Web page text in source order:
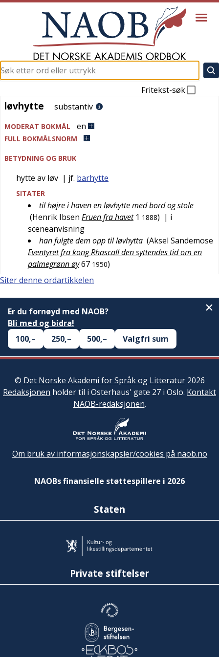
Fritekst-søk
løvhytte
løvhytte substantiv
MODERAT BOKMÅL en
FULL BOKMÅLSNORM
BETYDNING OG BRUK
hytte av løv | jf. barhytte
SITATER
til højre i haven en løvhytte med bord og stole
(Henrik Ibsen Fruen fra havet 1 1888) | i
sceneanvisning
han fulgte dem opp til løvhytta (Aksel Sandemose
Eventyret fra kong Rhascall den syttendes tid om en
palmegrønn øy67 1950)
Siter denne ordartikkelen
Er du fornøyd med NAOB?
Bli med og bidra!
100,–
250,– 500,– Valgfri sum
© Det Norske Akademi for Språk og Litteratur2026
Redaksjonen holder til i Osterhaus' gate 27 i Oslo. Kontakt
NAOB-redaksjonen.
Om bruk av informasjonskapsler/cookies på naob.no
NAOBs finansielle støttespillere i 2026
Staten
Private stiftelser